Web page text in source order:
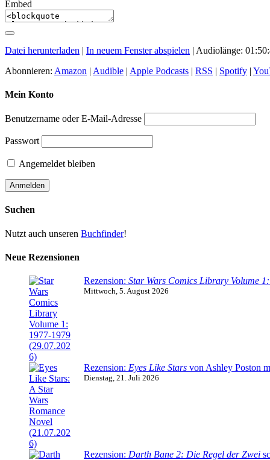
Embed
Datei herunterladen | In neuem Fenster abspielen | Audiolänge:
Abonnieren: Amazon | Audible | Apple Podcasts | RSS | Spotify |
Mein Konto
Benutzername oder E-Mail-Adresse
Passwort
Angemeldet bleiben
Suchen
Nutzt auch unseren Buchfinder!
Neue Rezensionen
Rezension: Star Wars Comics Library Volume
Mittwoch, 5. August 2026
Rezension: Eyes Like Stars von Ashley Poston
Dienstag, 21. Juli 2026
Rezension: Darth Bane 2: Die Regel der Zwei